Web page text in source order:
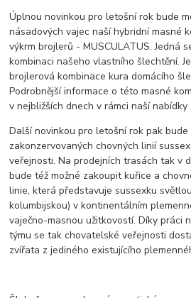
Úplnou novinkou pro letošní rok bude
násadových vajec naší hybridní masné
výkrm brojlerů - MUSCULATUS. Jedná
kombinaci našeho vlastního šlechtění.
brojlerová kombinace kura domácího
Podrobnější informace o této masné
v nejbližších dnech v rámci naší
Další novinkou pro letošní rok pak
zakonzervovaných chovných linií
veřejnosti. Na prodejních trasách tak v
bude též možné zakoupit kuřice a
linie, která představuje sussexku
kolumbijskou) v kontinentálním
vaječno-masnou užitkovostí. Díky práci
týmu se tak chovatelské veřejnosti
zvířata z jediného existujícího